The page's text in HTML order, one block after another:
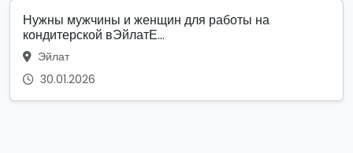
Нужны мужчины и женщин для работы на
кондитерской вЭйлатЕ...
Эйлат
30.01.2026